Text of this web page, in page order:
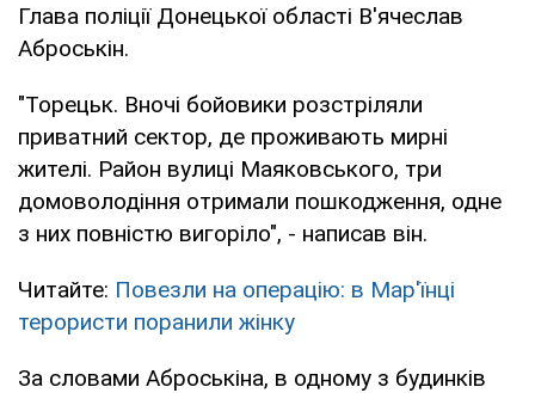
Глава поліції Донецької області В'ячеслав
Аброськін.
"Торецьк. Вночі бойовики розстріляли
приватний сектор, де проживають мирні
жителі. Район вулиці Маяковського, три
домоволодіння отримали пошкодження, одне
з них повністю вигоріло", - написав він.
Читайте: Повезли на операцію: в Мар'їнці
терористи поранили жінку
За словами Аброськіна, в одному з будинків